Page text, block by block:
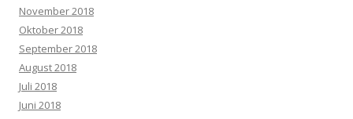
November 2018
Oktober 2018
September 2018
August 2018
Juli 2018
Juni 2018